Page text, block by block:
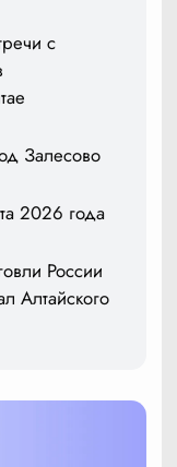
с
Залесово
2026 года
России
Алтайского